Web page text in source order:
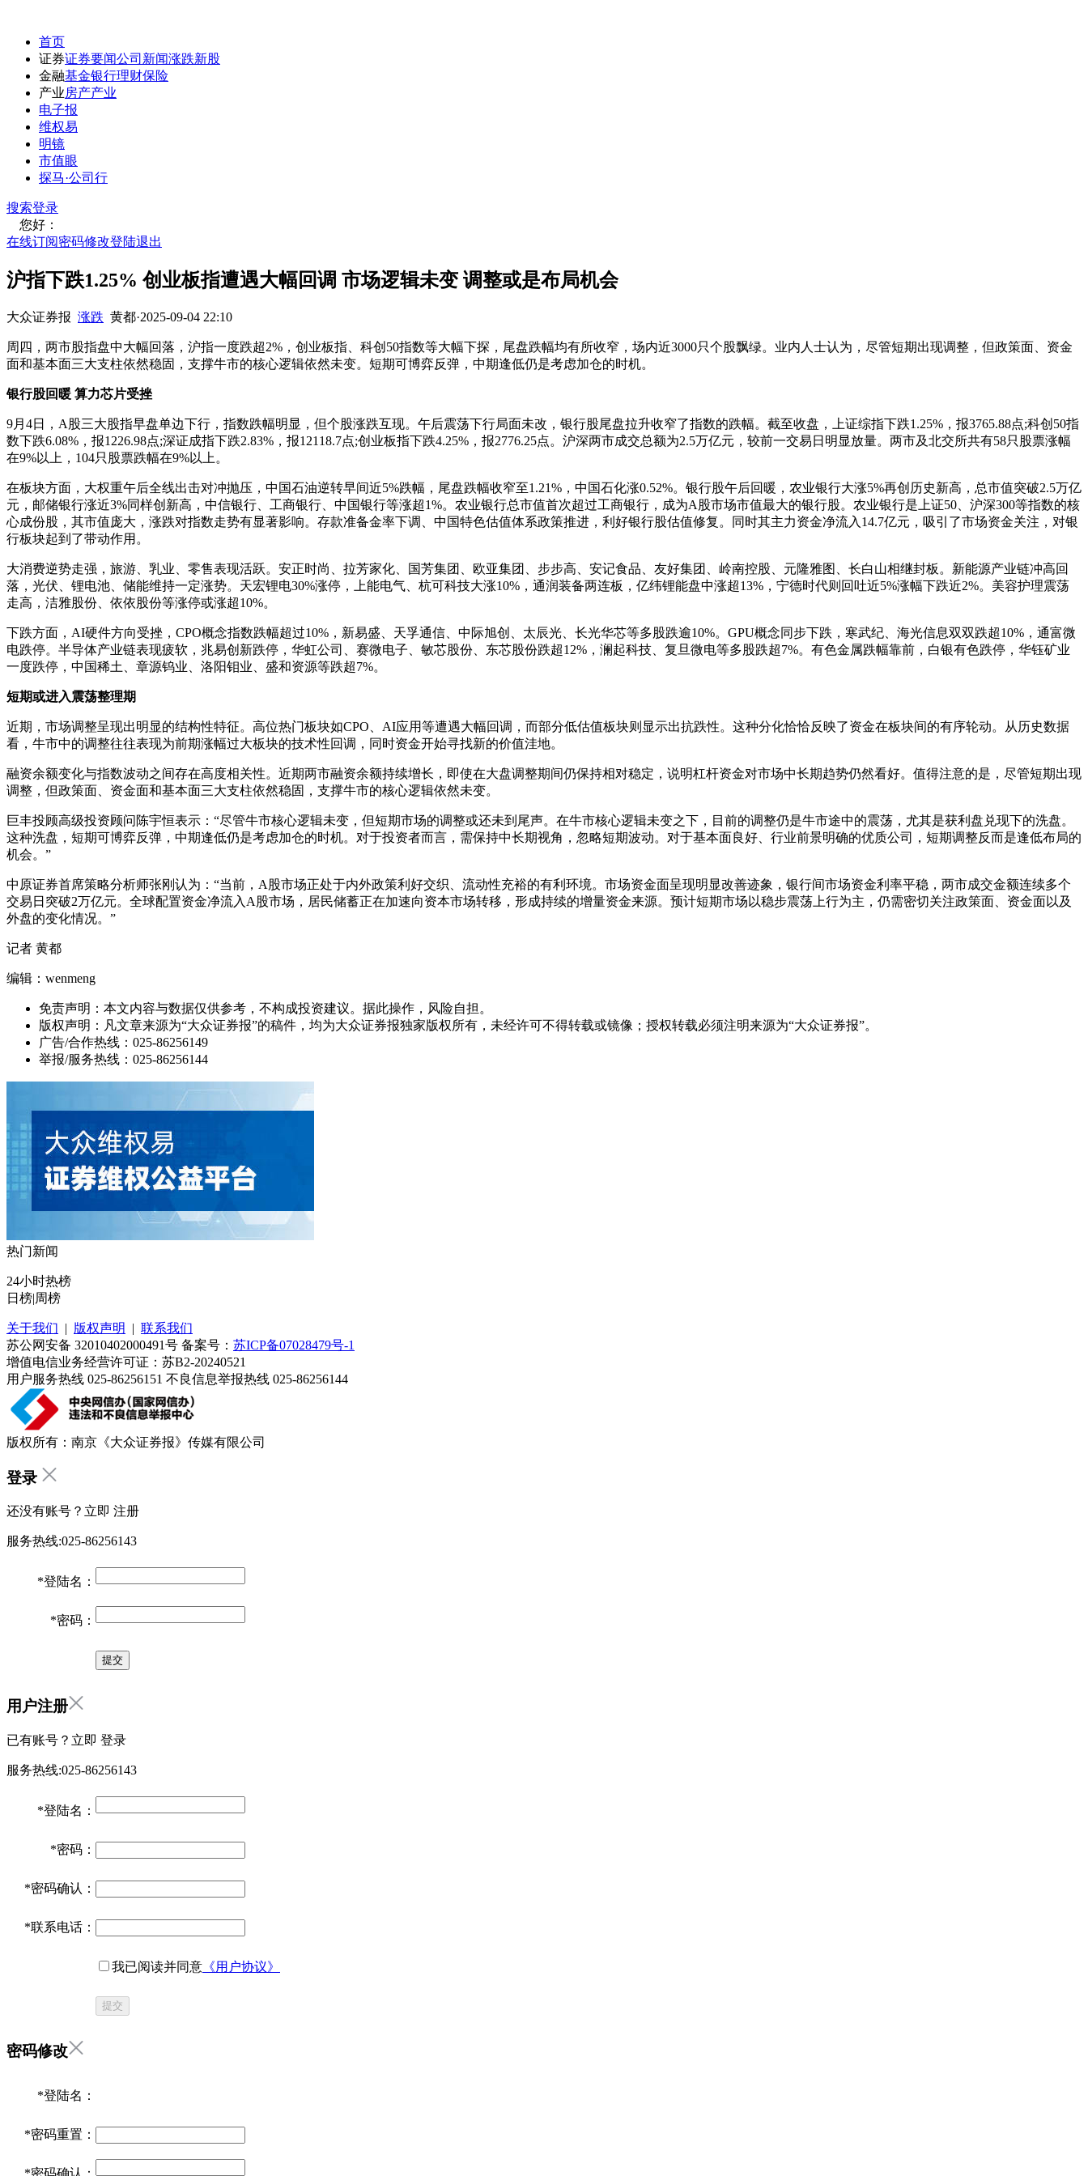
首页
证券证券要闻公司新闻涨跌新股
金融基金银行理财保险
产业房产产业
电子报
维权易
明镜
市值眼
探马·公司行
搜索登录
您好：
在线订阅密码修改登陆退出
沪指下跌1.25% 创业板指遭遇大幅回调 市场逻辑未变 调整或是布局机会
大众证券报 涨跌 黄都·2025-09-04 22:10
周四，两市股指盘中大幅回落，沪指一度跌超2%，创业板指、科创50指数等大幅下探，尾盘跌幅均有所收窄，场内近3000只个股飘绿。业内人士认为，尽管短期出现调整，但政策面、资金
面和基本面三大支柱依然稳固，支撑牛市的核心逻辑依然未变。短期可博弈反弹，中期逢低仍是考虑加仓的时机。
银行股回暖 算力芯片受挫
9月4日，A股三大股指早盘单边下行，指数跌幅明显，但个股涨跌互现。午后震荡下行局面未改，银行股尾盘拉升收窄了指数的跌幅。截至收盘，上证综指下跌1.25%，报3765.88点;科创50指
数下跌6.08%，报1226.98点;深证成指下跌2.83%，报12118.7点;创业板指下跌4.25%，报2776.25点。沪深两市成交总额为2.5万亿元，较前一交易日明显放量。两市及北交所共有58只股票涨幅
在9%以上，104只股票跌幅在9%以上。
在板块方面，大权重午后全线出击对冲抛压，中国石油逆转早间近5%跌幅，尾盘跌幅收窄至1.21%，中国石化涨0.52%。银行股午后回暖，农业银行大涨5%再创历史新高，总市值突破2.5万亿
元，邮储银行涨近3%同样创新高，中信银行、工商银行、中国银行等涨超1%。农业银行总市值首次超过工商银行，成为A股市场市值最大的银行股。农业银行是上证50、沪深300等指数的核
心成份股，其市值庞大，涨跌对指数走势有显著影响。存款准备金率下调、中国特色估值体系政策推进，利好银行股估值修复。同时其主力资金净流入14.7亿元，吸引了市场资金关注，对银
行板块起到了带动作用。
大消费逆势走强，旅游、乳业、零售表现活跃。安正时尚、拉芳家化、国芳集团、欧亚集团、步步高、安记食品、友好集团、岭南控股、元隆雅图、长白山相继封板。新能源产业链冲高回
落，光伏、锂电池、储能维持一定涨势。天宏锂电30%涨停，上能电气、杭可科技大涨10%，通润装备两连板，亿纬锂能盘中涨超13%，宁德时代则回吐近5%涨幅下跌近2%。美容护理震荡
走高，洁雅股份、依依股份等涨停或涨超10%。
下跌方面，AI硬件方向受挫，CPO概念指数跌幅超过10%，新易盛、天孚通信、中际旭创、太辰光、长光华芯等多股跌逾10%。GPU概念同步下跌，寒武纪、海光信息双双跌超10%，通富微
电跌停。半导体产业链表现疲软，兆易创新跌停，华虹公司、赛微电子、敏芯股份、东芯股份跌超12%，澜起科技、复旦微电等多股跌超7%。有色金属跌幅靠前，白银有色跌停，华钰矿业
一度跌停，中国稀土、章源钨业、洛阳钼业、盛和资源等跌超7%。
短期或进入震荡整理期
近期，市场调整呈现出明显的结构性特征。高位热门板块如CPO、AI应用等遭遇大幅回调，而部分低估值板块则显示出抗跌性。这种分化恰恰反映了资金在板块间的有序轮动。从历史数据
看，牛市中的调整往往表现为前期涨幅过大板块的技术性回调，同时资金开始寻找新的价值洼地。
融资余额变化与指数波动之间存在高度相关性。近期两市融资余额持续增长，即使在大盘调整期间仍保持相对稳定，说明杠杆资金对市场中长期趋势仍然看好。值得注意的是，尽管短期出现
调整，但政策面、资金面和基本面三大支柱依然稳固，支撑牛市的核心逻辑依然未变。
巨丰投顾高级投资顾问陈宇恒表示：“尽管牛市核心逻辑未变，但短期市场的调整或还未到尾声。在牛市核心逻辑未变之下，目前的调整仍是牛市途中的震荡，尤其是获利盘兑现下的洗盘。
这种洗盘，短期可博弈反弹，中期逢低仍是考虑加仓的时机。对于投资者而言，需保持中长期视角，忽略短期波动。对于基本面良好、行业前景明确的优质公司，短期调整反而是逢低布局的
机会。”
中原证券首席策略分析师张刚认为：“当前，A股市场正处于内外政策利好交织、流动性充裕的有利环境。市场资金面呈现明显改善迹象，银行间市场资金利率平稳，两市成交金额连续多个
交易日突破2万亿元。全球配置资金净流入A股市场，居民储蓄正在加速向资本市场转移，形成持续的增量资金来源。预计短期市场以稳步震荡上行为主，仍需密切关注政策面、资金面以及
外盘的变化情况。”
记者 黄都
编辑：wenmeng
免责声明：本文内容与数据仅供参考，不构成投资建议。据此操作，风险自担。
版权声明：凡文章来源为“大众证券报”的稿件，均为大众证券报独家版权所有，未经许可不得转载或镜像；授权转载必须注明来源为“大众证券报”。
广告/合作热线：025-86256149
举报/服务热线：025-86256144
热门新闻
24小时热榜
日榜|周榜
关于我们 | 版权声明 | 联系我们
苏公网安备 32010402000491号 备案号： 苏ICP备07028479号-1
增值电信业务经营许可证：苏B2-20240521
用户服务热线 025-86256151 不良信息举报热线 025-86256144
版权所有：南京《大众证券报》传媒有限公司
登录
还没有账号？立即 注册
服务热线:025-86256143
*登陆名：
*密码：
用户注册
已有账号？立即 登录
服务热线:025-86256143
*登陆名：
*密码：
*密码确认：
*联系电话：
我已阅读并同意 《用户协议》
提交
密码修改
*登陆名：
*密码重置：